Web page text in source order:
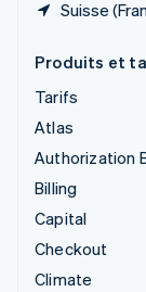
Suisse
Produits et
Tarifs
Atlas
Authorization
Billing
Capital
Checkout
Climate